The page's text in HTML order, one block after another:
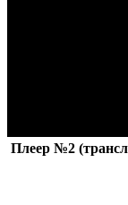
Плеер №2